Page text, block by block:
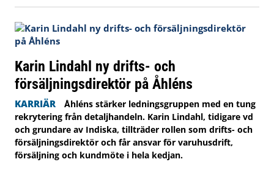
Karin Lindahl ny drifts- och
försäljningsdirektör på Åhléns
KARRIÄR
Åhléns stärker ledningsgruppen med en tung
rekrytering från detaljhandeln. Karin Lindahl, tidigare vd
och grundare av Indiska, tillträder rollen som drifts- och
försäljningsdirektör och får ansvar för varuhusdrift,
försäljning och kundmöte i hela kedjan.